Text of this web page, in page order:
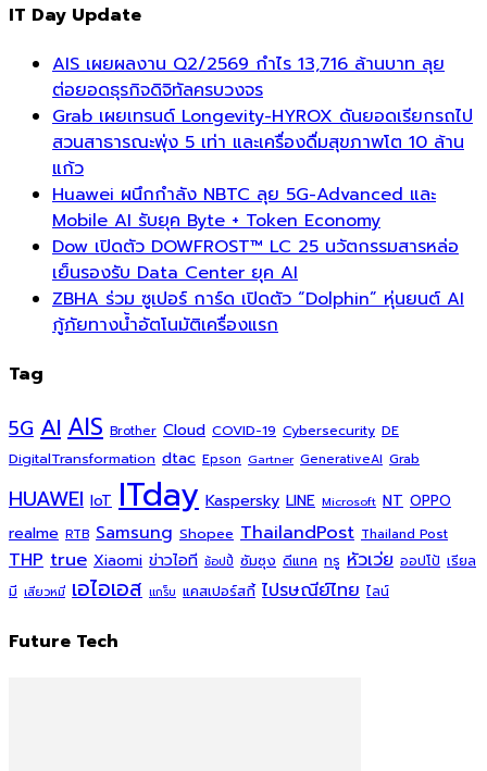
IT Day Update
AIS เผยผลงาน Q2/2569 กำไร 13,716 ล้านบาท ลุย
ต่อยอดธุรกิจดิจิทัลครบวงจร
Grab เผยเทรนด์ Longevity-HYROX ดันยอดเรียกรถไป
สวนสาธารณะพุ่ง 5 เท่า และเครื่องดื่มสุขภาพโต 10 ล้าน
แก้ว
Huawei ผนึกกำลัง NBTC ลุย 5G-Advanced และ
Mobile AI รับยุค Byte + Token Economy
Dow เปิดตัว DOWFROST™ LC 25 นวัตกรรมสารหล่อ
เย็นรองรับ Data Center ยุค AI
ZBHA ร่วม ซูเปอร์ การ์ด เปิดตัว “Dolphin” หุ่นยนต์ AI
กู้ภัยทางน้ำอัตโนมัติเครื่องแรก
Tag
5G AI AIS Brother Cloud COVID-19 Cybersecurity DE
DigitalTransformation dtac Epson Gartner GenerativeAI Grab
HUAWEI IoT ITday Kaspersky LINE Microsoft NT OPPO
realme RTB Samsung Shopee ThailandPost Thailand Post
THP true Xiaomi ข่าวไอที ช้อปปี้ ซัมซุง ดีแทค ทรู หัวเว่ย ออปโป้ เรียล
มี เสียวหมี่ เอไอเอส แกร็บ แคสเปอร์สกี้ ไปรษณีย์ไทย ไลน์
Future Tech